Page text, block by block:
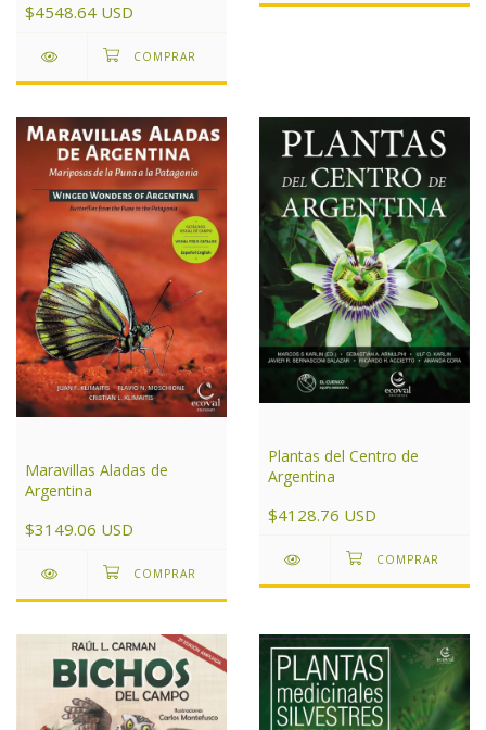
$4548.64 USD
Maravillas Aladas de
Argentina
$3149.06 USD
Plantas del Centro de
Argentina
$4128.76 USD